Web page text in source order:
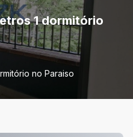
1 dormitório
no Paraiso